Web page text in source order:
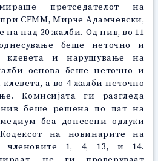
претседателот на
при СЕММ, Мирче Адамчевски,
на над 20 жалби. Од нив, во 11
беше неточно и
клевета и нарушување на
основа беше неточно и
а во 4 жалби неточно
Комисијата ги разгледа
беше решена по пат на
беа донесени одлуки
на новинарите на
членовите 1, 4, 13, и 14.